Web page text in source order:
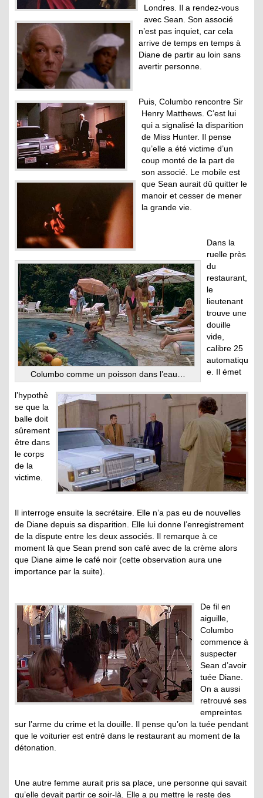
Columbo comme un poisson dans l’eau…
Londres. Il a rendez-vous
avec Sean. Son associé
n’est pas inquiet, car cela
arrive de temps en temps à
Diane de partir au loin sans
avertir personne.
Puis, Columbo rencontre Sir
Henry Matthews. C’est lui
qui a signalisé la disparition
de Miss Hunter. Il pense
qu’elle a été victime d’un
coup monté de la part de
son associé. Le mobile est
que Sean aurait dû quitter le
manoir et cesser de mener
la grande vie.
Dans la
ruelle près
du
restaurant,
le
lieutenant
trouve une
douille
vide,
calibre 25
automatiqu
e. Il émet
l’hypothè
se que la
balle doit
sûrement
être dans
le corps
de la
victime.
Il interroge ensuite la secrétaire. Elle n’a pas eu de nouvelles
de Diane depuis sa disparition. Elle lui donne l’enregistrement
de la dispute entre les deux associés. Il remarque à ce
moment là que Sean prend son café avec de la crème alors
que Diane aime le café noir (cette observation aura une
importance par la suite).
De fil en
aiguille,
Columbo
commence à
suspecter
Sean d’avoir
tuée Diane.
On a aussi
retrouvé ses
empreintes
sur l’arme du crime et la douille. Il pense qu’on la tuée pendant
que le voiturier est entré dans le restaurant au moment de la
détonation.
Une autre femme aurait pris sa place, une personne qui savait
qu’elle devait partir ce soir-là. Elle a pu mettre le reste des